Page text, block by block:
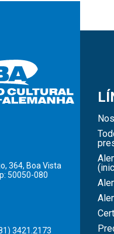
364, Boa Vista
50050-080
3421.2173